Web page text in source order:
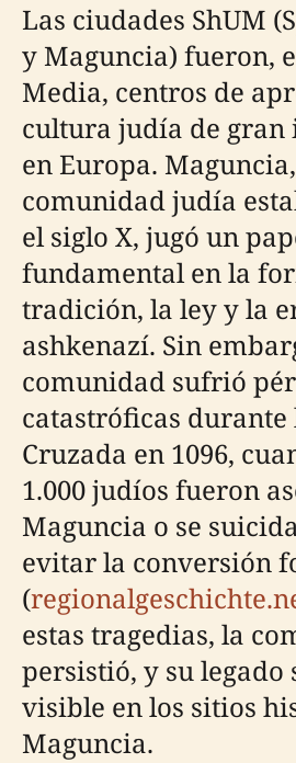
Las ciudades ShUM
y Maguncia) fueron,
Media, centros de
cultura judía de
en Europa.
comunidad judía
el siglo X, jugó un
fundamental en la
tradición, la ley y la
ashkenazí. Sin
comunidad sufrió
catastróficas
Cruzada en 1096,
1.000 judíos fueron
Maguncia o se
evitar la conversión
(
estas tragedias, la
persistió, y su legado
visible en los sitios
Maguncia.